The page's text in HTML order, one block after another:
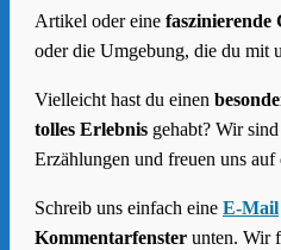
Artikel oder eine faszinierende
oder die Umgebung, die du mit
Vielleicht hast du einen
tolles Erlebnis gehabt? Wir
Erzählungen und freuen uns auf
Schreib uns einfach eine E-Mail
Kommentarfenster unten. Wir